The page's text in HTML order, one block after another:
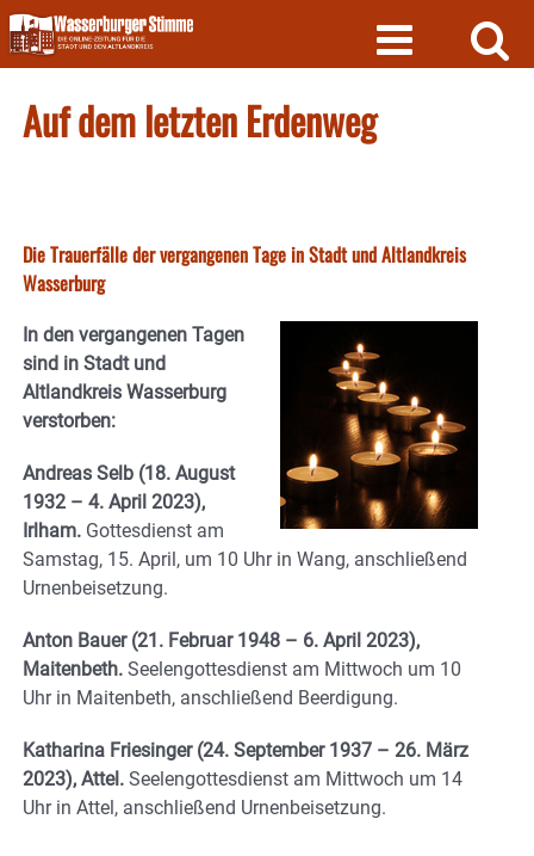
Skip
to
content
Auf dem letzten Erdenweg
Die Trauerfälle der vergangenen Tage in Stadt und Altlandkreis
Wasserburg
In den vergangenen Tagen
sind in Stadt und
Altlandkreis Wasserburg
verstorben:
Andreas Selb (18. August
1932 – 4. April 2023),
Irlham. Gottesdienst am
Samstag, 15. April, um 10 Uhr in Wang, anschließend
Urnenbeisetzung.
Anton Bauer (21. Februar 1948 – 6. April 2023),
Maitenbeth. Seelengottesdienst am Mittwoch um 10
Uhr in Maitenbeth, anschließend Beerdigung.
Katharina Friesinger (24. September 1937 – 26. März
2023), Attel. Seelengottesdienst am Mittwoch um 14
Uhr in Attel, anschließend Urnenbeisetzung.